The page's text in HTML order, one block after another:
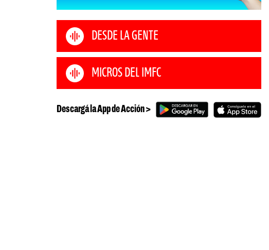
DESDE LA GENTE
MICROS DEL IMFC
Descargá la App de Acción >